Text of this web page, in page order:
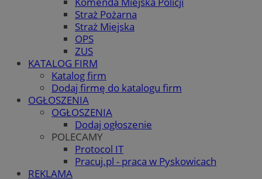
Straż Pożarna
Straż Miejska
OPS
ZUS
KATALOG FIRM
Katalog firm
Dodaj firmę do katalogu firm
OGŁOSZENIA
OGŁOSZENIA
Dodaj ogłoszenie
POLECAMY
Protocol IT
Pracuj.pl - praca w Pyskowicach
REKLAMA